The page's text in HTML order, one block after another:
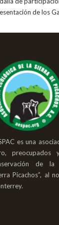
de los
es una
de la
Picachos”, al